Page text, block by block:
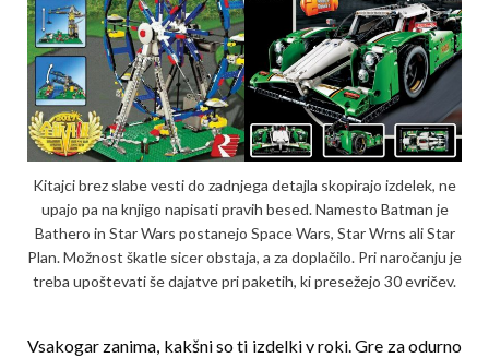
Kitajci brez slabe vesti do zadnjega detajla skopirajo izdelek, ne
upajo pa na knjigo napisati pravih besed. Namesto Batman je
Bathero in Star Wars postanejo Space Wars, Star Wrns ali Star
Plan. Možnost škatle sicer obstaja, a za doplačilo. Pri naročanju je
treba upoštevati še dajatve pri paketih, ki presežejo 30 evričev.
Vsakogar zanima, kakšni so ti izdelki v roki. Gre za odurno